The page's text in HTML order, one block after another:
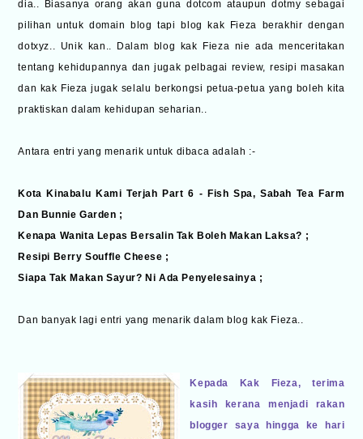
dia.. Biasanya orang akan guna dotcom ataupun dotmy sebagai
pilihan untuk domain blog tapi blog kak Fieza berakhir dengan
dotxyz.. Unik kan.. Dalam blog kak Fieza nie ada menceritakan
tentang kehidupannya dan jugak pelbagai review, resipi masakan
dan kak Fieza jugak selalu berkongsi petua-petua yang boleh kita
praktiskan dalam kehidupan seharian..
Antara entri yang menarik untuk dibaca adalah :-
Kota Kinabalu Kami Terjah Part 6 - Fish Spa, Sabah Tea Farm
Dan Bunnie Garden ;
Kenapa Wanita Lepas Bersalin Tak Boleh Makan Laksa? ;
Resipi Berry Souffle Cheese ;
Siapa Tak Makan Sayur? Ni Ada Penyelesainya ;
Dan banyak lagi entri yang menarik dalam blog kak Fieza..
Kepada Kak Fieza, terima
kasih kerana menjadi rakan
blogger saya hingga ke hari